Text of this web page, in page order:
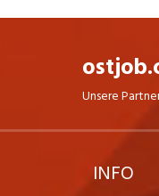
Unsere
INFO